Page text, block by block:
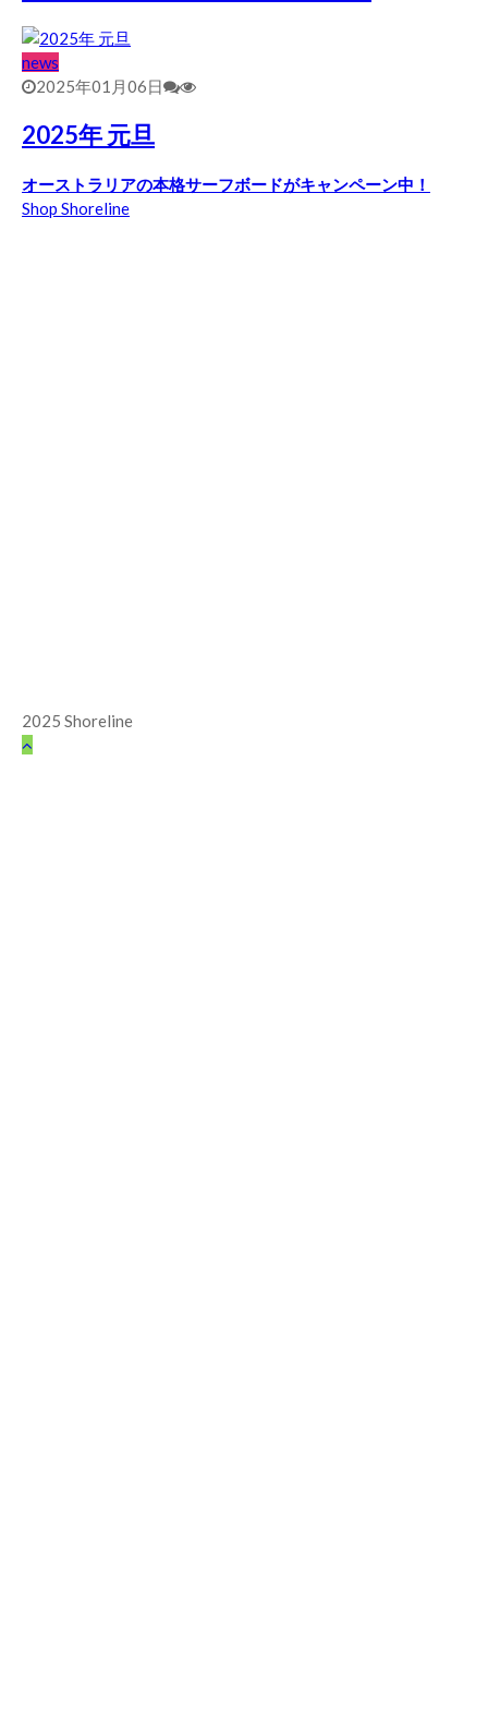
news
2025年01月06日
2025年 元旦
オーストラリアの本格サーフボードがキャンペーン中！
Shop Shoreline
2025 Shoreline